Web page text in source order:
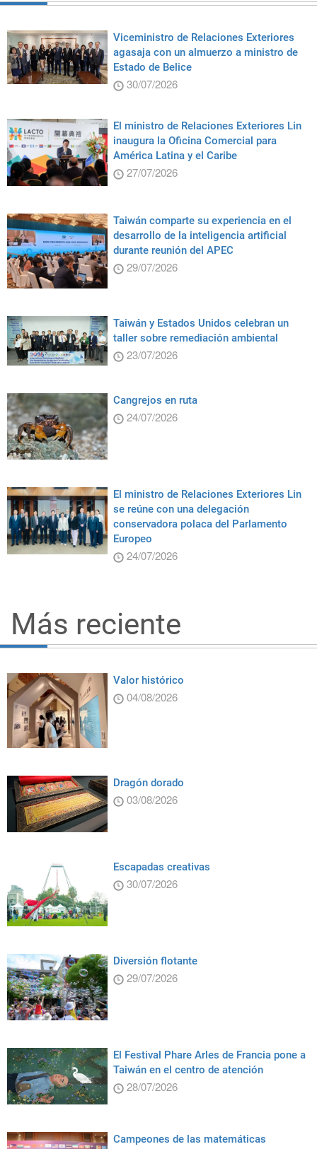
Viceministro de Relaciones Exteriores
agasaja con un almuerzo a ministro de
Estado de Belice
30/07/2026
El ministro de Relaciones Exteriores Lin
inaugura la Oficina Comercial para
América Latina y el Caribe
27/07/2026
Taiwán comparte su experiencia en el
desarrollo de la inteligencia artificial
durante reunión del APEC
29/07/2026
Taiwán y Estados Unidos celebran un
taller sobre remediación ambiental
23/07/2026
Cangrejos en ruta
24/07/2026
El ministro de Relaciones Exteriores Lin
se reúne con una delegación
conservadora polaca del Parlamento
Europeo
24/07/2026
Más reciente
Valor histórico
04/08/2026
Dragón dorado
03/08/2026
Escapadas creativas
30/07/2026
Diversión flotante
29/07/2026
El Festival Phare Arles de Francia pone a
Taiwán en el centro de atención
28/07/2026
Campeones de las matemáticas